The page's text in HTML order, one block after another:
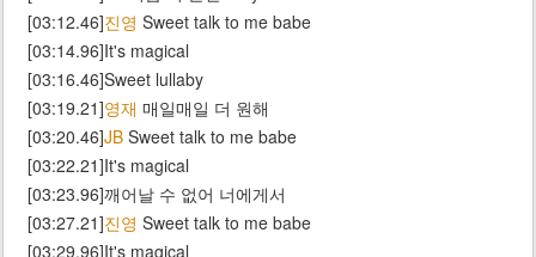
[03:12.46]진영 Sweet talk to me babe
[03:14.96]It's magical
[03:16.46]Sweet lullaby
[03:19.21]영재 매일매일 더 원해
[03:20.46]JB Sweet talk to me babe
[03:22.21]It's magical
[03:23.96]깨어날 수 없어 너에게서
[03:27.21]진영 Sweet talk to me babe
[03:29.96]It's magical